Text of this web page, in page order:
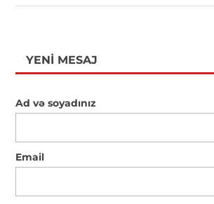
YENI MESAJ
Ad və soyadınız
Email